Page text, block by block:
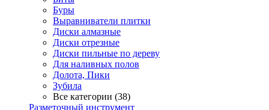
Буры
Выравниватели плитки
Диски алмазные
Диски отрезные
Диски пильные по дереву
Для наливных полов
Долота, Пики
Зубила
Все категории (38)
Разметочный инструмент